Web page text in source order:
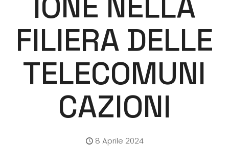
FILIERA DELLE
TELECOMUNI
CAZIONI
8 Aprile 2024